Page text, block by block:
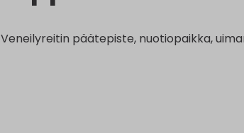
Veneilyreitin päätepiste, nuotiopaikka,